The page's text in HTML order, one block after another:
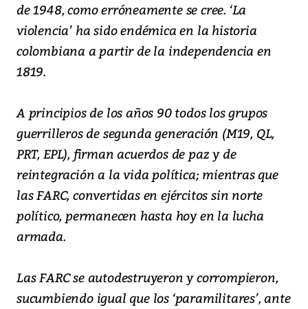
de 1948, como erróneamente se cree. ‘La
violencia’ ha sido endémica en la historia
colombiana a partir de la independencia en
1819.
A principios de los años 90 todos los grupos
guerrilleros de segunda generación (M19, QL,
PRT, EPL), firman acuerdos de paz y de
reintegración a la vida política; mientras que
las FARC, convertidas en ejércitos sin norte
político, permanecen hasta hoy en la lucha
armada.
Las FARC se autodestruyeron y corrompieron,
sucumbiendo igual que los ‘paramilitares’, ante